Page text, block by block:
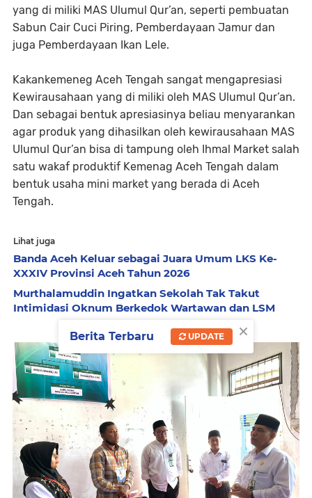
yang di miliki MAS Ulumul Qur’an, seperti pembuatan
Sabun Cair Cuci Piring, Pemberdayaan Jamur dan
juga Pemberdayaan Ikan Lele.
Kakankemeneg Aceh Tengah sangat mengapresiasi
Kewirausahaan yang di miliki oleh MAS Ulumul Qur’an.
Dan sebagai bentuk apresiasinya beliau menyarankan
agar produk yang dihasilkan oleh kewirausahaan MAS
Ulumul Qur’an bisa di tampung oleh Ihmal Market salah
satu wakaf produktif Kemenag Aceh Tengah dalam
bentuk usaha mini market yang berada di Aceh
Tengah.
Lihat juga
Banda Aceh Keluar sebagai Juara Umum LKS Ke-
XXXIV Provinsi Aceh Tahun 2026
Murthalamuddin Ingatkan Sekolah Tak Takut
Intimidasi Oknum Berkedok Wartawan dan LSM
×
Berita Terbaru UPDATE